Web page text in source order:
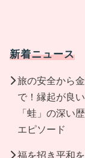
新着ニュース
旅の安全から
で！縁起が良
「蛙」の深い
エピソード
福を招き平和